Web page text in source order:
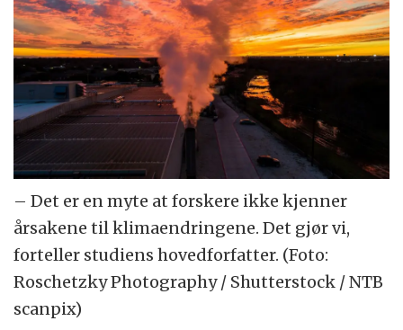
– Det er en myte at forskere ikke kjenner
årsakene til klimaendringene. Det gjør vi,
forteller studiens hovedforfatter. (Foto:
Roschetzky Photography / Shutterstock / NTB
scanpix)